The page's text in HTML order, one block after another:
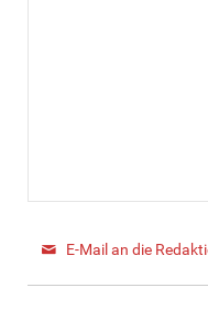
E-Mail an die